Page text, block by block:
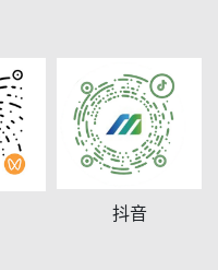
抖音